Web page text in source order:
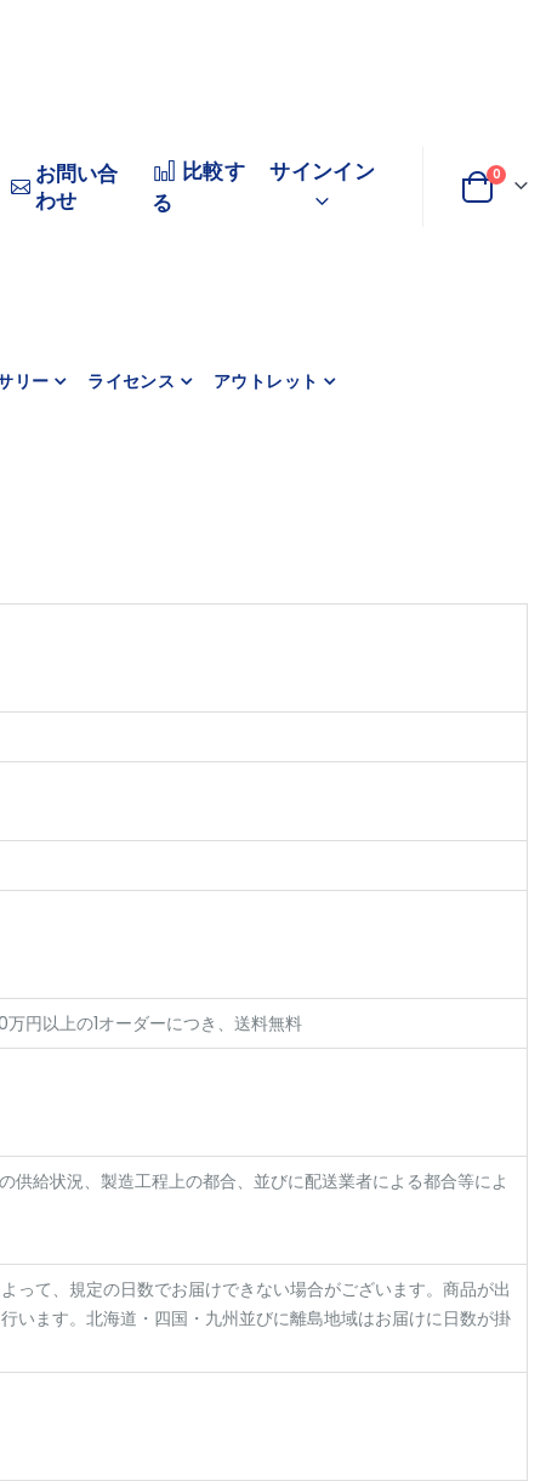
お問い合
わせ
比較す
る
サインイン
変
カート
0商品
リー ライセンス アウトレット
円以上の1オーダーにつき、送料無料
給状況、製造工程上の都合、並びに配送業者による都合等によ
って、規定の日数でお届けできない場合がございます。商品が出
ます。北海道・四国・九州並びに離島地域はお届けに日数が掛